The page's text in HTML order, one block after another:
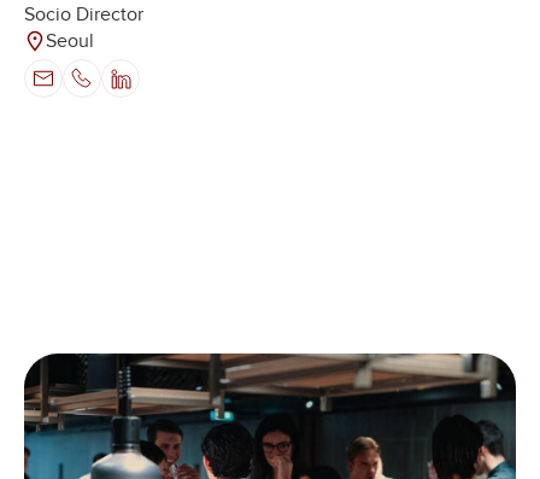
Socio Director
Seoul